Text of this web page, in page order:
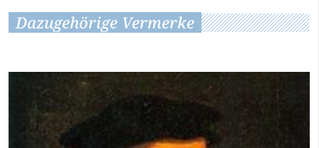
Dazugehörige Vermerke